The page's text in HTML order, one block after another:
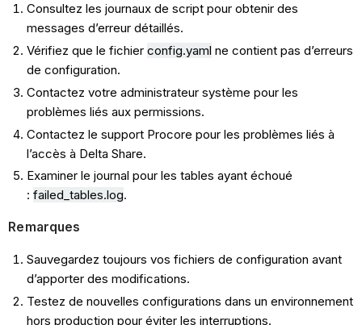
Consultez les journaux de script pour obtenir des
messages d’erreur détaillés.
Vérifiez que le fichier config.yaml ne contient pas d’erreurs
de configuration.
Contactez votre administrateur système pour les
problèmes liés aux permissions.
Contactez le support Procore pour les problèmes liés à
l’accès à Delta Share.
Examiner le journal pour les tables ayant échoué
: failed_tables.log.
Remarques
Sauvegardez toujours vos fichiers de configuration avant
d’apporter des modifications.
Testez de nouvelles configurations dans un environnement
hors production pour éviter les interruptions.